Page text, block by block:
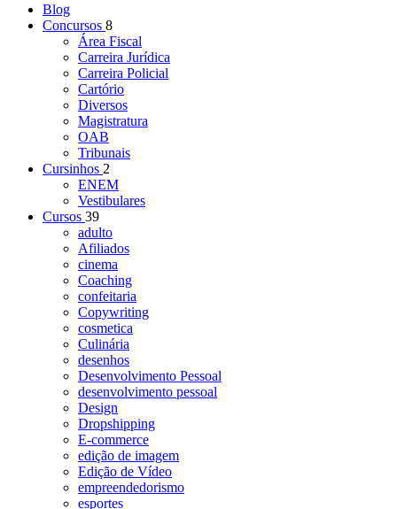
Blog
Concursos 8
Área Fiscal
Carreira Jurídica
Carreira Policial
Cartório
Diversos
Magistratura
OAB
Tribunais
Cursinhos 2
ENEM
Vestibulares
Cursos 39
adulto
Afiliados
cinema
Coaching
confeitaria
Copywriting
cosmetica
Culinária
desenhos
Desenvolvimento Pessoal
desenvolvimento pessoal
Design
Dropshipping
E-commerce
edição de imagem
Edição de Vídeo
empreendedorismo
esportes